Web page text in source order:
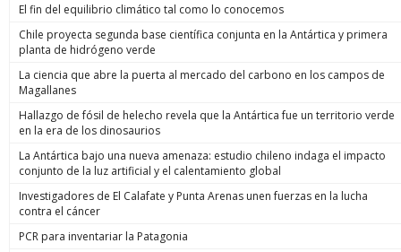
El fin del equilibrio climático tal como lo conocemos
Chile proyecta segunda base científica conjunta en la Antártica y primera
planta de hidrógeno verde
La ciencia que abre la puerta al mercado del carbono en los campos de
Magallanes
Hallazgo de fósil de helecho revela que la Antártica fue un territorio verde
en la era de los dinosaurios
La Antártica bajo una nueva amenaza: estudio chileno indaga el impacto
conjunto de la luz artificial y el calentamiento global
Investigadores de El Calafate y Punta Arenas unen fuerzas en la lucha
contra el cáncer
PCR para inventariar la Patagonia